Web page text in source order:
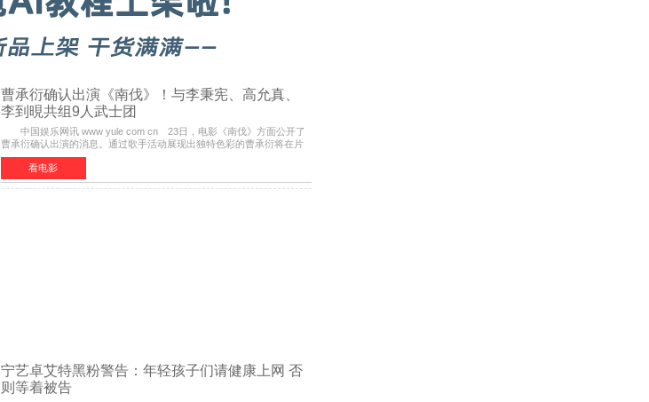
曹承衍确认出演《南伐》！与李秉宪、高允真、
李到晛共组9人武士团
中国娱乐网讯 www yule com cn 23日，电影《南伐》方面公开了
曹承衍确认出演的消息。通过歌手活动展现出独特色彩的曹承衍将在片
中饰演拥有出色弓箭技术的弓箭手，他将在这一历史动作大片中展
看电影
宁艺卓艾特黑粉警告：年轻孩子们​请健康上网 否
则等着被告